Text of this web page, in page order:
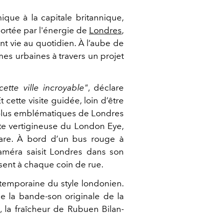
à la capitale britannique,
par l'énergie de Londres,
vie au quotidien. À l’aube de
urbaines à travers un projet
ville incroyable",déclare
cette visite guidée, loin d’être
emblématiques de Londres
vertigineuse du London Eye,
À bord d’un bus rouge à
saisit Londres dans son
à chaque coin de rue.
du style londonien.
la bande-son originale de la
fraîcheur de Rubuen Bilan-